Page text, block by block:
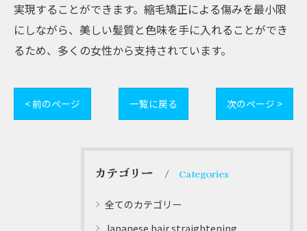
実現することができます。縮毛矯正による傷みを最小限
にしながら、美しい髪質と色味を手に入れることができ
るため、多くの女性から支持されています。
< 前のページ 一覧に戻る 次のページ >
カテゴリー Categories
全てのカテゴリー
Japanese hair straightening